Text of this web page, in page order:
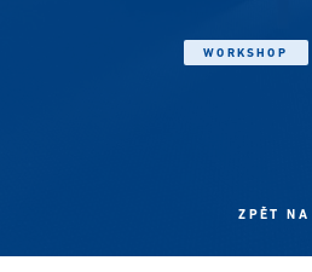
WORKSHOP
ZPĚT